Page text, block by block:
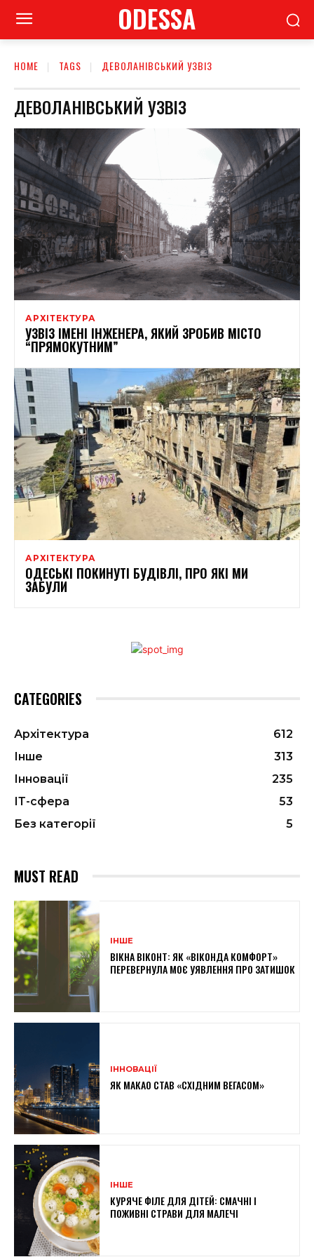
ODESSA
HOME TAGS ДЕВОЛАНІВСЬКИЙ УЗВІЗ
ДЕВОЛАНІВСЬКИЙ УЗВІЗ
АРХІТЕКТУРА
УЗВІЗ ІМЕНІ ІНЖЕНЕРА, ЯКИЙ ЗРОБИВ МІСТО
“ПРЯМОКУТНИМ”
АРХІТЕКТУРА
ОДЕСЬКІ ПОКИНУТІ БУДІВЛІ, ПРО ЯКІ МИ
ЗАБУЛИ
CATEGORIES
Архітектура
612
Інше
313
Інновації
235
ІТ-сфера
53
Без категорії
5
MUST READ
ІНШЕ
ВІКНА ВІКОНТ: ЯК «ВІКОНДА КОМФОРТ»
ПЕРЕВЕРНУЛА МОЄ УЯВЛЕННЯ ПРО ЗАТИШОК
ІННОВАЦІЇ
ЯК МАКАО СТАВ «СХІДНИМ ВЕГАСОМ»
ІНШЕ
КУРЯЧЕ ФІЛЕ ДЛЯ ДІТЕЙ: СМАЧНІ І
ПОЖИВНІ СТРАВИ ДЛЯ МАЛЕЧІ